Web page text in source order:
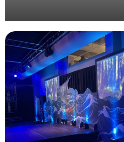
Organisation d’une journée